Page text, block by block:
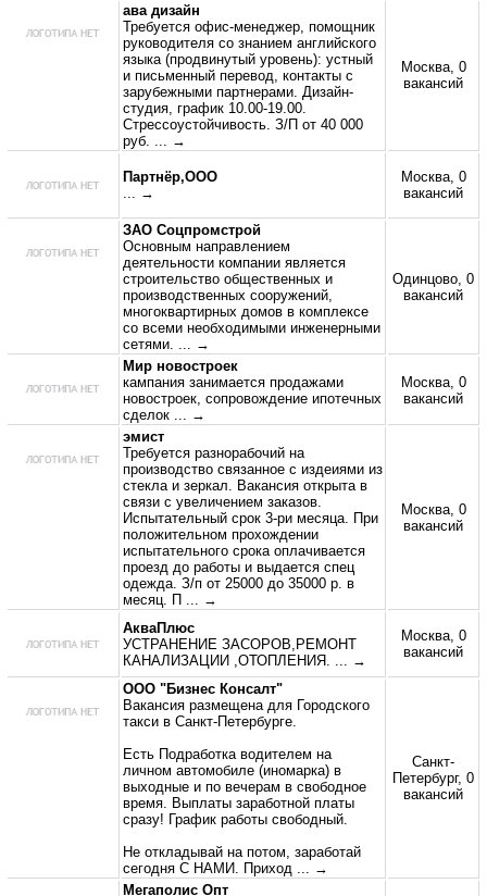
ава дизайн
Требуется офис-менеджер, помощник
руководителя со знанием английского
языка (продвинутый уровень): устный
и письменный перевод, контакты с
зарубежными партнерами. Дизайн-
студия, график 10.00-19.00.
Стрессоустойчивость. З/П от 40 000
руб.
... →
Москва, 0
вакансий
Партнёр,ООО
... →
Москва, 0
вакансий
ЗАО Соцпромстрой
Основным направлением
деятельности компании является
строительство общественных и
производственных сооружений,
многоквартирных домов в комплексе
со всеми необходимыми инженерными
сетями.
... →
Одинцово, 0
вакансий
Мир новостроек
кампания занимается продажами
новостроек, сопровождение ипотечных
сделок
... →
Москва, 0
вакансий
эмист
Требуется разнорабочий на
производство связанное с издеиями из
стекла и зеркал. Вакансия открыта в
связи с увеличением заказов.
Испытательный срок 3-ри месяца. При
положительном прохождении
испытательного срока оплачивается
проезд до работы и выдается спец
одежда. З/п от 25000 до 35000 р. в
месяц. П
... →
Москва, 0
вакансий
АкваПлюс
УСТРАНЕНИЕ ЗАСОРОВ,РЕМОНТ
КАНАЛИЗАЦИИ ,ОТОПЛЕНИЯ.
... →
Москва, 0
вакансий
ООО "Бизнес Консалт"
Вакансия размещена для Городского
такси в Санкт-Петербурге.
Есть Подработка водителем на
личном автомобиле (иномарка) в
выходные и по вечерам в свободное
время. Выплаты заработной платы
сразу! График работы свободный.
Не откладывай на потом, заработай
сегодня С НАМИ. Приход
... →
Санкт-
Петербург, 0
вакансий
Мегаполис Опт